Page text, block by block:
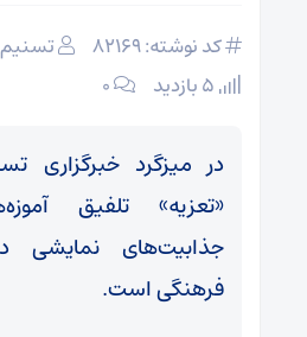
کد نوشته: 82169 تسنیم
۰
در میزگرد خبرگزاری
«تعزیه» تلفیق
جذابیت‌های نمایشی
فرهنگی است.